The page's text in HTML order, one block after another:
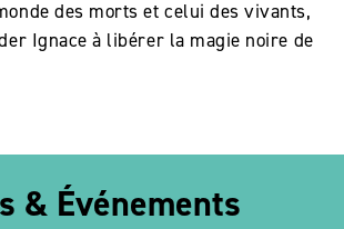
des morts et celui des vivants,
Ignace à libérer la magie noire de
& Événements